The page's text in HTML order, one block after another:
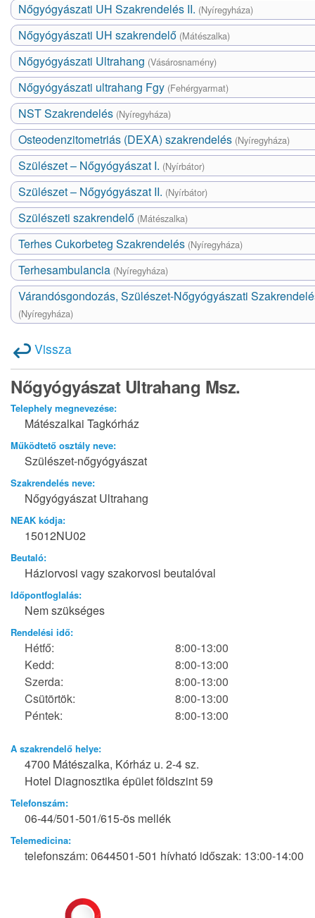
Nőgyógyászati UH Szakrendelés II. (Nyíregyháza)
Nőgyógyászati UH szakrendelő (Mátészalka)
Nőgyógyászati Ultrahang (Vásárosnamény)
Nőgyógyászati ultrahang Fgy (Fehérgyarmat)
NST Szakrendelés (Nyíregyháza)
Osteodenzitometriás (DEXA) szakrendelés (Nyíregyháza)
Szülészet – Nőgyógyászat I. (Nyírbátor)
Szülészet – Nőgyógyászat II. (Nyírbátor)
Szülészeti szakrendelő (Mátészalka)
Terhes Cukorbeteg Szakrendelés (Nyíregyháza)
Terhesambulancia (Nyíregyháza)
Várandósgondozás, Szülészet-Nőgyógyászati
(Nyíregyháza)
Vissza
Nőgyógyászat Ultrahang Msz.
Telephely megnevezése:
Mátészalkai Tagkórház
Működtető osztály neve:
Szülészet-nőgyógyászat
Szakrendelés neve:
Nőgyógyászat Ultrahang
NEAK kódja:
15012NU02
Beutaló:
Háziorvosi vagy szakorvosi beutalóval
Időpontfoglalás:
Nem szükséges
Rendelési idő:
Hétfő:
8:00-13:00
Kedd:
8:00-13:00
Szerda:
8:00-13:00
Csütörtök:
8:00-13:00
Péntek:
8:00-13:00
A szakrendelő helye:
4700 Mátészalka, Kórház u. 2-4 sz.
Hotel Diagnosztika épület földszint 59
Telefonszám:
06-44/501-501/615-ös mellék
Telemedicina:
telefonszám: 0644501-501 hívható időszak: 13:00-14:00